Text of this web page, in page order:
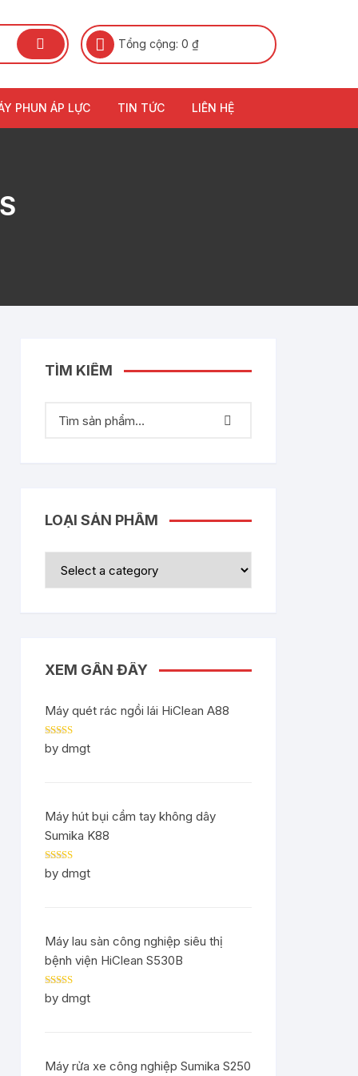
Tổng cộng: 0 ₫
PHUN ÁP LỰC TIN TỨC LIÊN HỆ
TÌM KIẾM
LOẠI SẢN PHẨM
XEM GẦN ĐÂY
Máy quét rác ngồi lái HiClean A88
Rated5out
of 5
by dmgt
Máy hút bụi cầm tay không dây
Sumika K88
Rated5out
of 5
by dmgt
Máy lau sàn công nghiệp siêu thị
bệnh viện HiClean S530B
Rated5out
of 5
by dmgt
Máy rửa xe công nghiệp Sumika S250